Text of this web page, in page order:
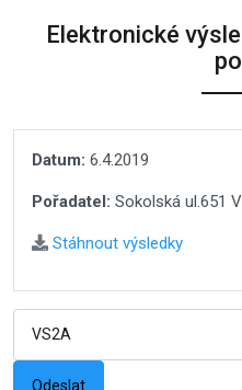
Elektronické
Datum: 6.4.2019
Pořadatel: Sokolská ul.651
Stáhnout výsledky